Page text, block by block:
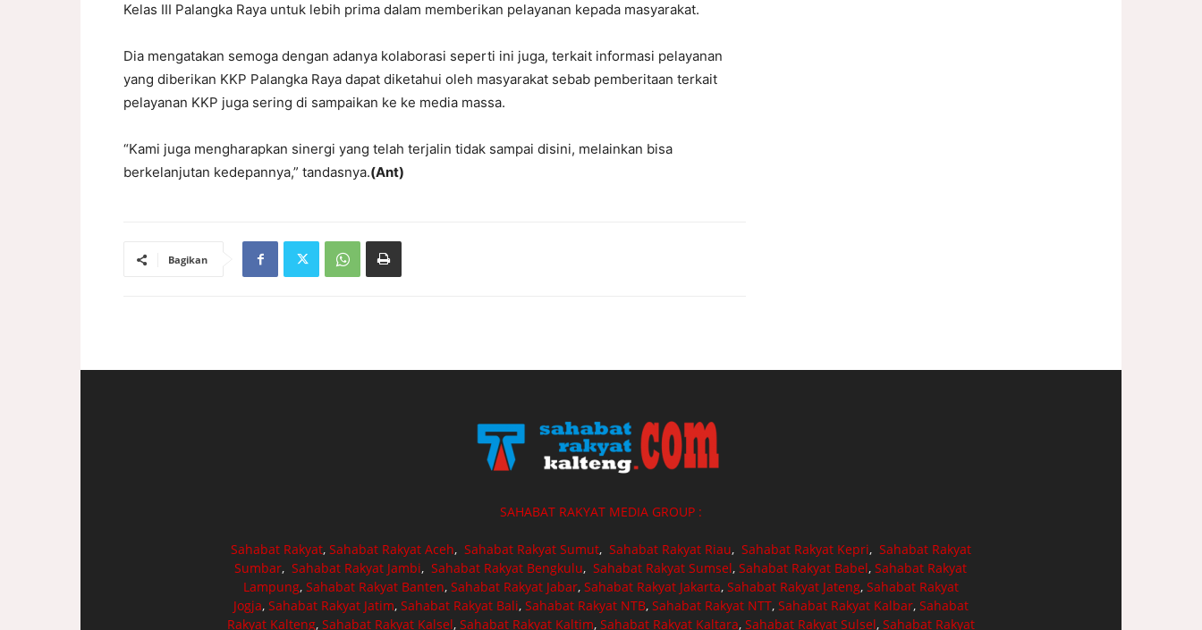
Kelas III Palangka Raya untuk lebih prima dalam memberikan pelayanan kepada masyarakat.
Dia mengatakan semoga dengan adanya kolaborasi seperti ini juga, terkait informasi pelayanan
yang diberikan KKP Palangka Raya dapat diketahui oleh masyarakat sebab pemberitaan terkait
pelayanan KKP juga sering di sampaikan ke ke media massa.
“Kami juga mengharapkan sinergi yang telah terjalin tidak sampai disini, melainkan bisa
berkelanjutan kedepannya,” tandasnya.(Ant)
Bagikan
SAHABAT RAKYAT MEDIA GROUP :
Sahabat Rakyat, Sahabat Rakyat Aceh, Sahabat Rakyat Sumut, Sahabat Rakyat Riau, Sahabat Rakyat Kepri, Sahabat Rakyat
Sumbar,Sahabat Rakyat Jambi,Sahabat Rakyat Bengkulu,Sahabat Rakyat Sumsel,Sahabat Rakyat Babel,Sahabat Rakyat
Lampung, Sahabat Rakyat Banten, Sahabat Rakyat Jabar, Sahabat Rakyat Jakarta, Sahabat Rakyat Jateng, Sahabat Rakyat
Jogja, Sahabat Rakyat Jatim, Sahabat Rakyat Bali, Sahabat Rakyat NTB, Sahabat Rakyat NTT, Sahabat Rakyat Kalbar, Sahabat
Rakyat Kalteng, Sahabat Rakyat Kalsel, Sahabat Rakyat Kaltim, Sahabat Rakyat Kaltara, Sahabat Rakyat Sulsel, Sahabat Rakyat